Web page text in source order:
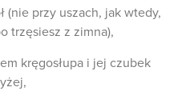
(nie przy uszach, jak wtedy,
trzęsiesz z zimna),
kręgosłupa i jej czubek